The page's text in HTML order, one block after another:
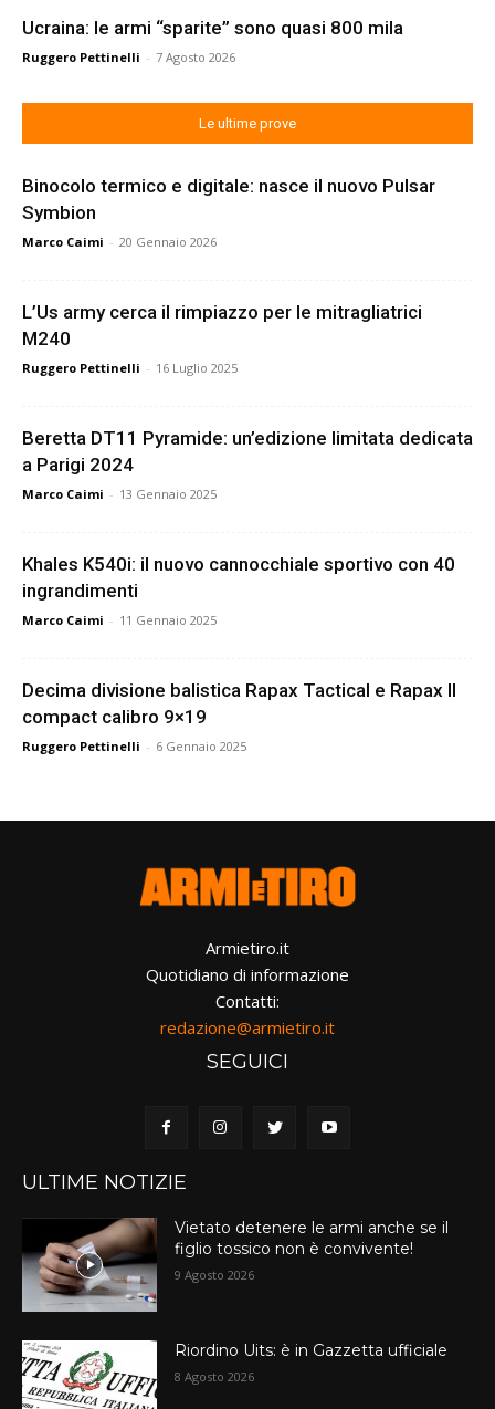
Ucraina: le armi “sparite” sono quasi 800 mila
Ruggero Pettinelli - 7 Agosto 2026
Le ultime prove
Binocolo termico e digitale: nasce il nuovo Pulsar
Symbion
Marco Caimi - 20 Gennaio 2026
L’Us army cerca il rimpiazzo per le mitragliatrici
M240
Ruggero Pettinelli - 16 Luglio 2025
Beretta DT11 Pyramide: un’edizione limitata dedicata
a Parigi 2024
Marco Caimi - 13 Gennaio 2025
Khales K540i: il nuovo cannocchiale sportivo con 40
ingrandimenti
Marco Caimi - 11 Gennaio 2025
Decima divisione balistica Rapax Tactical e Rapax II
compact calibro 9×19
Ruggero Pettinelli - 6 Gennaio 2025
Armietiro.it
Quotidiano di informazione
Contatti:
redazione@armietiro.it
SEGUICI
ULTIME NOTIZIE
Vietato detenere le armi anche se il
figlio tossico non è convivente!
9 Agosto 2026
Riordino Uits: è in Gazzetta ufficiale
8 Agosto 2026